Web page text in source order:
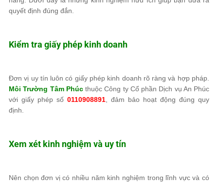
quyết định đúng đắn.
Kiểm tra giấy phép kinh doanh
Đơn vị uy tín luôn có giấy phép kinh doanh rõ ràng và hợp pháp.
Môi Trường Tâm Phúcthuộc Công ty Cổ phần Dịch vụ An Phúc
với giấy phép số 0110908891 , đảm bảo hoạt động đúng quy
định.
Xem xét kinh nghiệm và uy tín
Nên chọn đơn vị có nhiều năm kinh nghiệm trong lĩnh vực và có